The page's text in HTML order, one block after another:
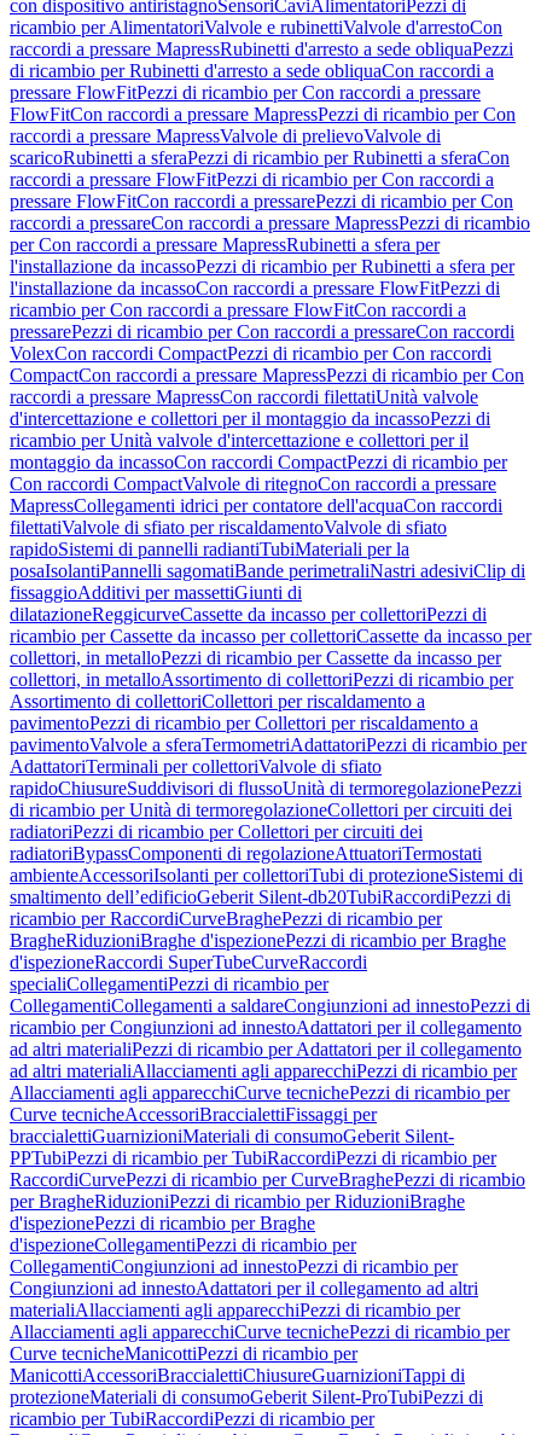
con dispositivo antiristagnoSensoriCaviAlimentatori Pezzi di
ricambio per AlimentatoriValvole e rubinettiValvole d'arrestoCon
raccordi a pressare MapressRubinetti d'arresto a sede obliquaPezzi
di ricambio per Rubinetti d'arresto a sede obliquaCon raccordi a
pressare FlowFitPezzi di ricambio per Con raccordi a pressare
FlowFitCon raccordi a pressare MapressPezzi di ricambio per Con
raccordi a pressare MapressValvole di prelievoValvole di
scaricoRubinetti a sferaPezzi di ricambio per Rubinetti a sferaCon
raccordi a pressare FlowFitPezzi di ricambio per Con raccordi a
pressare FlowFitCon raccordi a pressarePezzi di ricambio per Con
raccordi a pressareCon raccordi a pressare MapressPezzi di ricambio
per Con raccordi a pressare MapressRubinetti a sfera per
l'installazione da incassoPezzi di ricambio per Rubinetti a sfera per
l'installazione da incassoCon raccordi a pressare FlowFitPezzi di
ricambio per Con raccordi a pressare FlowFitCon raccordi a
pressarePezzi di ricambio per Con raccordi a pressareCon raccordi
VolexCon raccordi CompactPezzi di ricambio per Con raccordi
CompactCon raccordi a pressare MapressPezzi di ricambio per Con
raccordi a pressare MapressCon raccordi filettatiUnità valvole
d'intercettazione e collettori per il montaggio da incassoPezzi di
ricambio per Unità valvole d'intercettazione e collettori per il
montaggio da incassoCon raccordi CompactPezzi di ricambio per
Con raccordi CompactValvole di ritegnoCon raccordi a pressare
MapressCollegamenti idrici per contatore dell'acquaCon raccordi
filettatiValvole di sfiato per riscaldamentoValvole di sfiato
rapidoSistemi di pannelli radiantiTubiMateriali per la
posaIsolantiPannelli sagomatiBande perimetraliNastri adesiviClip di
fissaggioAdditivi per massettiGiunti di
dilatazioneReggicurveCassette da incasso per collettoriPezzi di
ricambio per Cassette da incasso per collettoriCassette da incasso per
collettori, in metalloPezzi di ricambio per Cassette da incasso per
collettori, in metalloAssortimento di collettoriPezzi di ricambio per
Assortimento di collettoriCollettori per riscaldamento a
pavimentoPezzi di ricambio per Collettori per riscaldamento a
pavimentoValvole a sferaTermometriAdattatoriPezzi di ricambio per
AdattatoriTerminali per collettoriValvole di sfiato
rapidoChiusureSuddivisori di flussoUnità di termoregolazionePezzi
di ricambio per Unità di termoregolazioneCollettori per circuiti dei
radiatoriPezzi di ricambio per Collettori per circuiti dei
radiatoriBypassComponenti di regolazioneAttuatoriTermostati
ambienteAccessoriIsolanti per collettoriTubi di protezioneSistemi di
smaltimento dell’edificioGeberit Silent-db20TubiRaccordiPezzi di
ricambio per RaccordiCurveBraghePezzi di ricambio per
BragheRiduzioniBraghe d'ispezionePezzi di ricambio per Braghe
d'ispezioneRaccordi SuperTubeCurveRaccordi
specialiCollegamentiPezzi di ricambio per
CollegamentiCollegamenti a saldareCongiunzioni ad innestoPezzi di
ricambio per Congiunzioni ad innestoAdattatori per il collegamento
ad altri materialiPezzi di ricambio per Adattatori per il collegamento
ad altri materialiAllacciamenti agli apparecchiPezzi di ricambio per
Allacciamenti agli apparecchiCurve tecnichePezzi di ricambio per
Curve tecnicheAccessoriBraccialettiFissaggi per
braccialettiGuarnizioniMateriali di consumoGeberit Silent-
PPTubiPezzi di ricambio per TubiRaccordiPezzi di ricambio per
RaccordiCurvePezzi di ricambio per CurveBraghePezzi di ricambio
per BragheRiduzioniPezzi di ricambio per RiduzioniBraghe
d'ispezionePezzi di ricambio per Braghe
d'ispezioneCollegamentiPezzi di ricambio per
CollegamentiCongiunzioni ad innestoPezzi di ricambio per
Congiunzioni ad innestoAdattatori per il collegamento ad altri
materialiAllacciamenti agli apparecchiPezzi di ricambio per
Allacciamenti agli apparecchiCurve tecnichePezzi di ricambio per
Curve tecnicheManicottiPezzi di ricambio per
ManicottiAccessoriBraccialettiChiusureGuarnizioniTappi di
protezioneMateriali di consumoGeberit Silent-ProTubiPezzi di
ricambio per TubiRaccordiPezzi di ricambio per